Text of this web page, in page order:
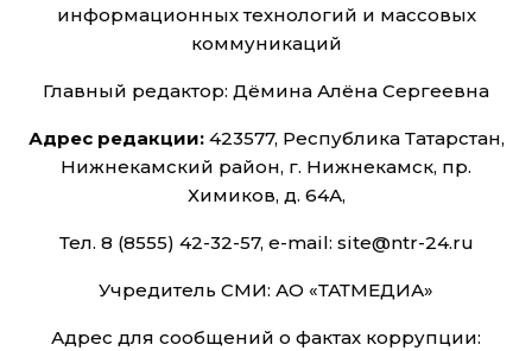
информационных технологий и массовых
коммуникаций
Главный редактор: Дёмина Алёна Сергеевна
Адрес редакции:423577, Республика Татарстан,
Нижнекамский район, г. Нижнекамск, пр.
Химиков, д. 64А,
Тел. 8 (8555) 42-32-57, e-mail: site@ntr-24.ru
Учредитель СМИ: АО «ТАТМЕДИА»
Адрес для сообщений о фактах коррупции: